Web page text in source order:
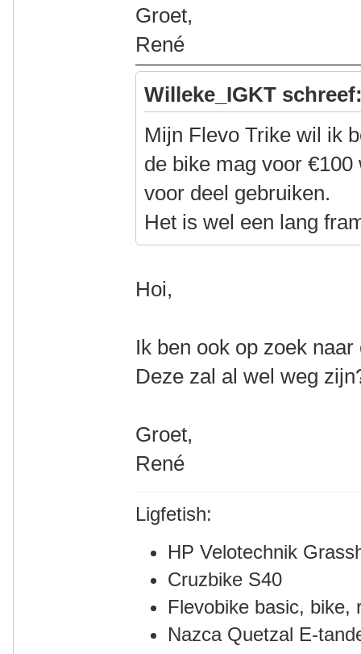
Groet,
René
Willeke_IGKT
Mijn Flevo Trike wil ik
de bike mag voor
voor deel gebruiken.
Het is wel een lang
Hoi,
Ik ben ook op zoek
Deze zal al wel weg
Groet,
René
Ligfetish:
HP Velotechnik
Cruzbike S40
Flevobike basic, bike,
Nazca Quetzal E-